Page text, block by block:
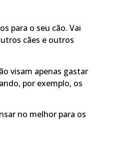
para o seu cão. Vai
cães e outros
visam apenas gastar
por exemplo, os
no melhor para os